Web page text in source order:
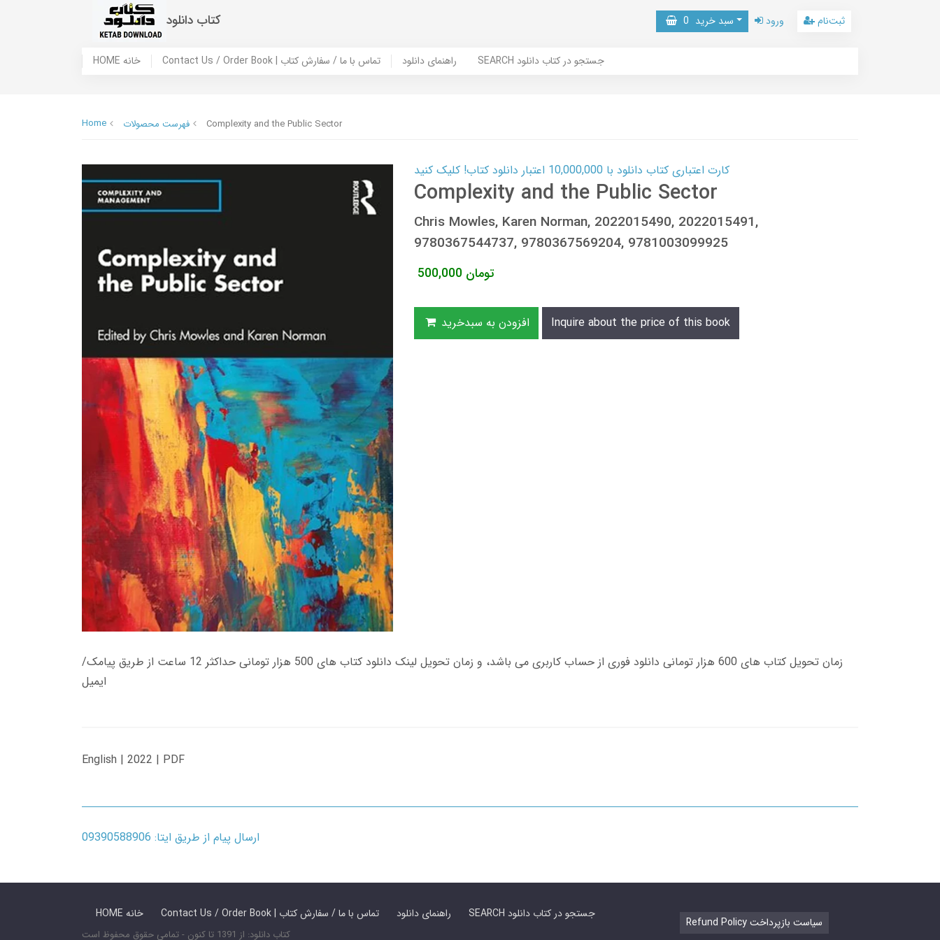
کتاب دانلود سبد خرید 0 ورود ثبت‌نام
HOME خانه Contact Us / Order Book | تماس با ما / سفارش کتاب راهنمای دانلود SEARCH جستجو در کتاب دانلود
Home فهرست محصولات Complexity and the Public Sector
کارت اعتباری کتاب دانلود با 10,000,000 اعتبار دانلود کتاب! کلیک کنید
Complexity and the Public Sector
Chris Mowles, Karen Norman, 2022015490, 2022015491,
9780367544737, 9780367569204, 9781003099925
500,000 تومان
افزودن به سبدخرید Inquire about the price of this book
زمان تحویل کتاب های 600 هزار تومانی دانلود فوری از حساب کاربری می باشد، و زمان تحویل لینک دانلود کتاب های 500 هزار تومانی حداکثر 12 ساعت از طریق پیامک/
ایمیل
English | 2022 | PDF
ارسال پیام از طریق ایتا: 09390588906
HOME خانه Contact Us / Order Book | تماس با ما / سفارش کتاب راهنمای دانلود SEARCH جستجو در کتاب دانلود
کتاب دانلود: از 1391 تا کنون - تمامی حقوق محفوظ است
Refund Policy سیاست بازپرداخت